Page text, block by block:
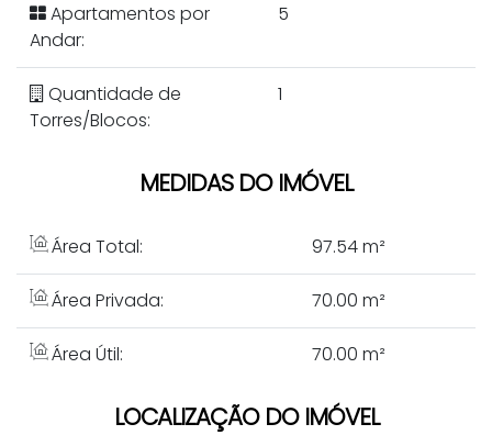
Apartamentos por
Andar:
5
Quantidade de
Torres/Blocos:
1
MEDIDAS DO IMÓVEL
Área Total: 97.54m²
Área Privada: 70.00 m²
Área Útil: 70.00 m²
LOCALIZAÇÃO DO IMÓVEL